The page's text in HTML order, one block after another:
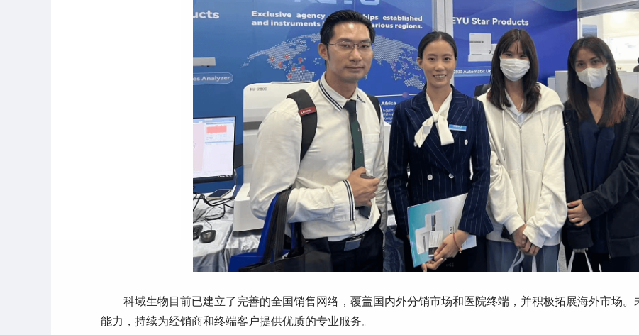
科域生物目前已建立了完善的全国销售网络，覆盖国内外分销市场和医院终端，并积极拓展海外市场
能力，持续为经销商和终端客户提供优质的专业服务。